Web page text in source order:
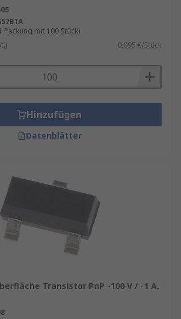
mit 100 Stück)
0,095 €/Stück
Hinzufügen
Datenblätter
Transistor PnP -100 V / -1 A,